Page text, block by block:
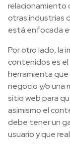
relacionamiento
otras industrias
está enfocada
Por otro lado, la
contenidos es el
herramienta
negocio y/o una
sitio web para
asimismo el
debe tener un
usuario y que